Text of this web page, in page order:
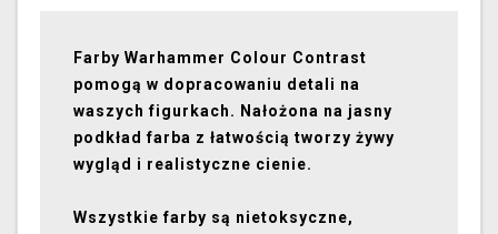
Farby Warhammer Colour Contrast
pomogą w dopracowaniu detali na
waszych figurkach. Nałożona na jasny
podkład farba z łatwością tworzy żywy
wygląd i realistyczne cienie.
Wszystkie farby są nietoksyczne,